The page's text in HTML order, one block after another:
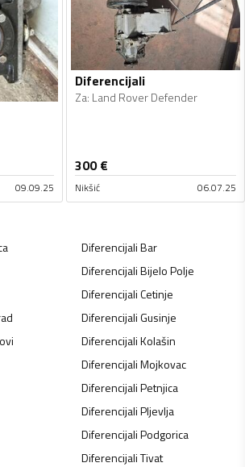
09.09.25
Diferencijali
Za: Land Rover Defender
300€
Nikšić 06.07.25
DiferencijaliBar
DiferencijaliBijelo Polje
DiferencijaliCetinje
DiferencijaliGusinje
DiferencijaliKolašin
DiferencijaliMojkovac
DiferencijaliPetnjica
DiferencijaliPljevlja
DiferencijaliPodgorica
DiferencijaliTivat